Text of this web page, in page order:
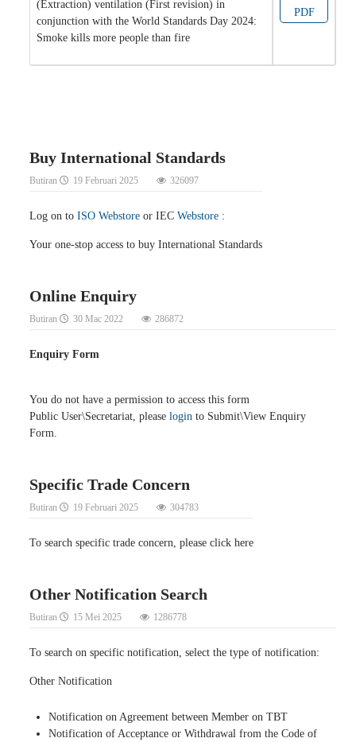
(Extraction) ventilation (First revision) in
conjunction with the World Standards Day 2024:
Smoke kills more people than fire
PDF
Buy International Standards
Butiran 19 Februari 2025 326097
Log on to ISO Webstore or IEC Webstore :
Your one-stop access to buy International Standards
Online Enquiry
Butiran 30 Mac 2022 286872
Enquiry Form
You do not have a permission to access this form
Public User\Secretariat, please login to Submit\View Enquiry
Form.
Specific Trade Concern
Butiran 19 Februari 2025 304783
To search specific trade concern, please click here
Other Notification Search
Butiran 15 Mei 2025 1286778
To search on specific notification, select the type of notification:
Other Notification
Notification on Agreement between Member on TBT
Notification of Acceptance or Withdrawal from the Code of